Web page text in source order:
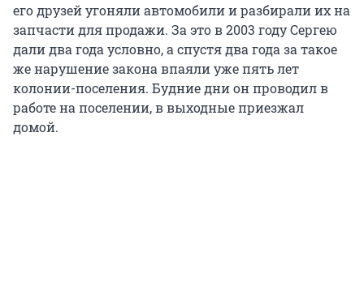
его друзей угоняли автомобили и разбирали их на
запчасти для продажи. За это в 2003 году Сергею
дали два года условно, а спустя два года за такое
же нарушение закона впаяли уже пять лет
колонии-поселения. Будние дни он проводил в
работе на поселении, в выходные приезжал
домой.